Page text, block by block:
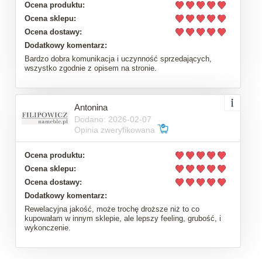
Ocena produktu:
Ocena sklepu:
Ocena dostawy:
Dodatkowy komentarz:
Bardzo dobra komunikacja i uczynność sprzedających,
wszystko zgodnie z opisem na stronie.
Antonina
Dodano: 2026-02-07
Opinia zweryfikowana
Ocena produktu:
Ocena sklepu:
Ocena dostawy:
Dodatkowy komentarz:
Rewelacyjna jakość, może trochę droższe niż to co
kupowałam w innym sklepie, ale lepszy feeling, grubość, i
wykonczenie.